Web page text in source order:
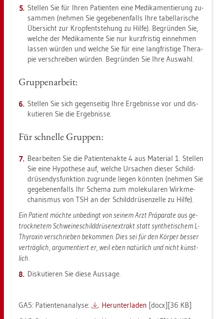
Stel­len Sie für Ihren Pa­ti­en­ten eine Me­di­ka­men­tie­rung zu­
sam­men (neh­men Sie ge­ge­be­nen­falls Ihre ta­bel­la­ri­sche
Über­sicht zur Kropf­ent­ste­hung zu Hilfe). Be­grün­den Sie,
wel­che der Me­di­ka­men­te Sie nur kurz­fris­tig ein­neh­men
las­sen wür­den und wel­che Sie für eine lang­fris­ti­ge The­ra­
pie ver­schrei­ben wür­den. Be­grün­den Sie Ihre Aus­wahl.
Grup­pen­ar­beit:
Stel­len Sie sich ge­gen­sei­tig Ihre Er­geb­nis­se vor und dis­
ku­tie­ren Sie die Er­geb­nis­se.
Für schnel­le Grup­pen:
Be­ar­bei­ten Sie die Pa­ti­en­ten­ak­te 4 aus Ma­te­ri­al 1. Stel­len
Sie eine Hy­po­the­se auf, wel­che Ur­sa­chen die­ser Schild­
drü­sen­dys­funk­ti­on zu­grun­de lie­gen könn­ten (neh­men Sie
ge­ge­be­nen­falls Ihr Sche­ma zum mo­le­ku­la­ren Wirk­me­
cha­nis­mus von TSH an der Schild­drü­sen­zel­le zu Hilfe).
Ein Pa­ti­ent möch­te un­be­dingt von sei­nem Arzt Prä­pa­ra­te aus ge­
trock­ne­tem Schwei­ne­schild­drü­sen­ex­trakt statt syn­the­ti­schem L-
Thy­ro­xin ver­schrie­ben be­kom­men. Dies sei für den Kör­per bes­ser
ver­träg­lich, ar­gu­men­tiert er, weil eben na­tür­lich und nicht künst­
lich.
Dis­ku­tie­ren Sie diese Aus­sa­ge.
GA5: Pa­ti­en­ten­ana­ly­se: Her­un­ter­la­den [docx][36 KB]